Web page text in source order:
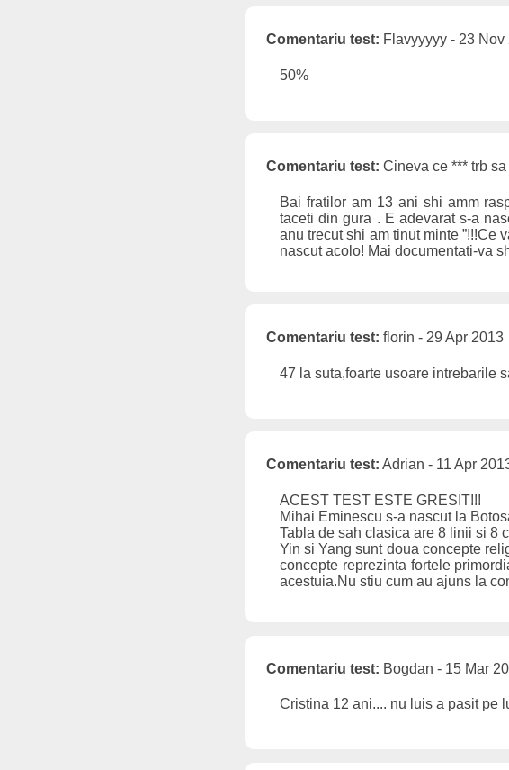
Comentariu test: Flavyyyyy - 23 Nov
50%
Comentariu test: Cineva ce *** trb
Bai fratilor am 13 ani shi amm
taceti din gura . E adevarat s-a
anu trecut shi am tinut minte ”!!!Ce
nascut acolo! Mai documentati-va
Comentariu test: florin - 29 Apr 2013
47 la suta,foarte usoare intrebarile
Comentariu test: Adrian - 11 Apr
ACEST TEST ESTE GRESIT!!!
Mihai Eminescu s-a nascut la
Tabla de sah clasica are 8 linii si 8
Yin si Yang sunt doua concepte
concepte reprezinta fortele
acestuia.Nu stiu cum au ajuns la
Comentariu test: Bogdan - 15 Mar
Cristina 12 ani.... nu luis a pasit pe